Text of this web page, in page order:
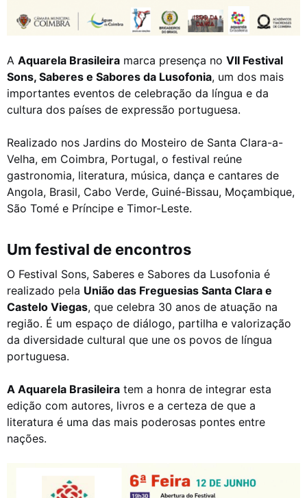
A Aquarela Brasileira marca presença no VII Festival
Sons, Saberes e Sabores da Lusofonia, um dos mais
importantes eventos de celebração da língua e da
cultura dos países de expressão portuguesa.
Realizado nos Jardins do Mosteiro de Santa Clara-a-
Velha, em Coimbra, Portugal, o festival reúne
gastronomia, literatura, música, dança e cantares de
Angola, Brasil, Cabo Verde, Guiné-Bissau, Moçambique,
São Tomé e Príncipe e Timor-Leste.
Um festival de encontros
O Festival Sons, Saberes e Sabores da Lusofonia é
realizado pela União das Freguesias Santa Clara e
Castelo Viegas, que celebra 30 anos de atuação na
região. É um espaço de diálogo, partilha e valorização
da diversidade cultural que une os povos de língua
portuguesa.
A Aquarela Brasileira tem a honra de integrar esta
edição com autores, livros e a certeza de que a
literatura é uma das mais poderosas pontes entre
nações.